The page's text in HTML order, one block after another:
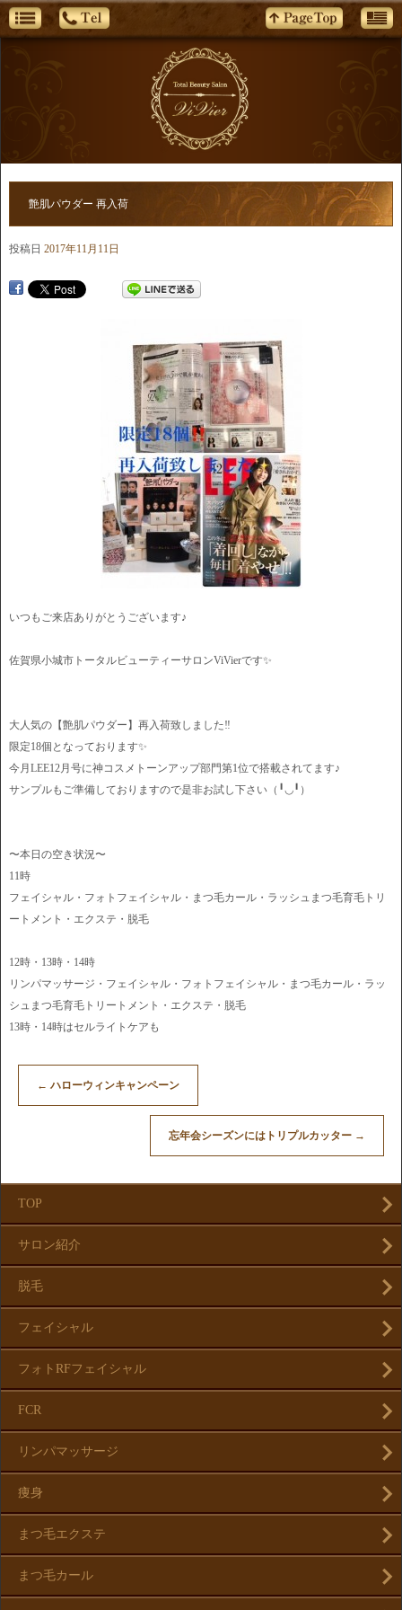
艶肌パウダー 再入荷
投稿日 2017年11月11日
いつもご来店ありがとうございます♪
佐賀県小城市トータルビューティーサロンViVierです✨
大人気の【艶肌パウダー】再入荷致しました‼️
限定18個となっております✨
今月LEE12月号に神コスメトーンアップ部門第1位で搭載されてます♪
サンプルもご準備しておりますので是非お試し下さい（╹◡╹）
〜本日の空き状況〜
11時
フェイシャル・フォトフェイシャル・まつ毛カール・ラッシュまつ毛育毛トリ
ートメント・エクステ・脱毛
12時・13時・14時
リンパマッサージ・フェイシャル・フォトフェイシャル・まつ毛カール・ラッ
シュまつ毛育毛トリートメント・エクステ・脱毛
13時・14時はセルライトケアも
← ハローウィンキャンペーン
忘年会シーズンにはトリプルカッター →
TOP
サロン紹介
脱毛
フェイシャル
フォトRFフェイシャル
FCR
リンパマッサージ
痩身
まつ毛エクステ
まつ毛カール